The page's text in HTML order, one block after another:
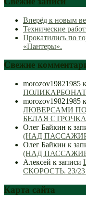
Вперёд к новым
Технические
Прокатились по
«Пантеры».
Свежие
morozov19821985
ПОЛИКАРБОНАТ
morozov19821985
ЛЮВЕРСАМИ
БЕЛАЯ СТРОЧКА
Олег Байкин к
(НАД
Олег Байкин к
(НАД
Алексей к записи
СКОРОСТЬ. 23/
Карта сайта